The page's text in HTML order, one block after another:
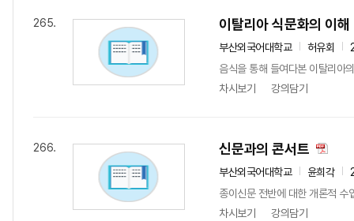
265. 이탈리아 식문화의 이해
부산외국어대학교 허유회
음식을 통해 들여다본 이탈리아
차시보기
강의담기
266. 신문과의 콘서트
부산외국어대학교 윤희각
종이신문 전반에 대한 개론적 수
차시보기
강의담기